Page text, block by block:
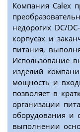
Компания Calex
недорогих DC/
корпусах и
питания,
Использование
изделий
мощность и
позволяет в
организации
оборудования и
выполнении